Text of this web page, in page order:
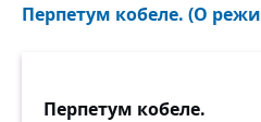
Перпетум кобеле. (О
Перпетум кобеле.